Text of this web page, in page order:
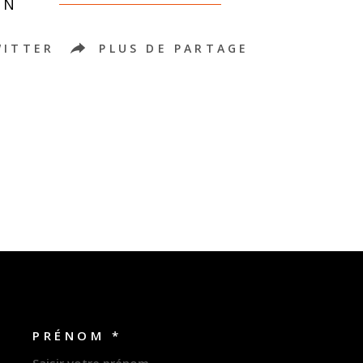
PLUS DE PARTAGE
PRÉNOM *